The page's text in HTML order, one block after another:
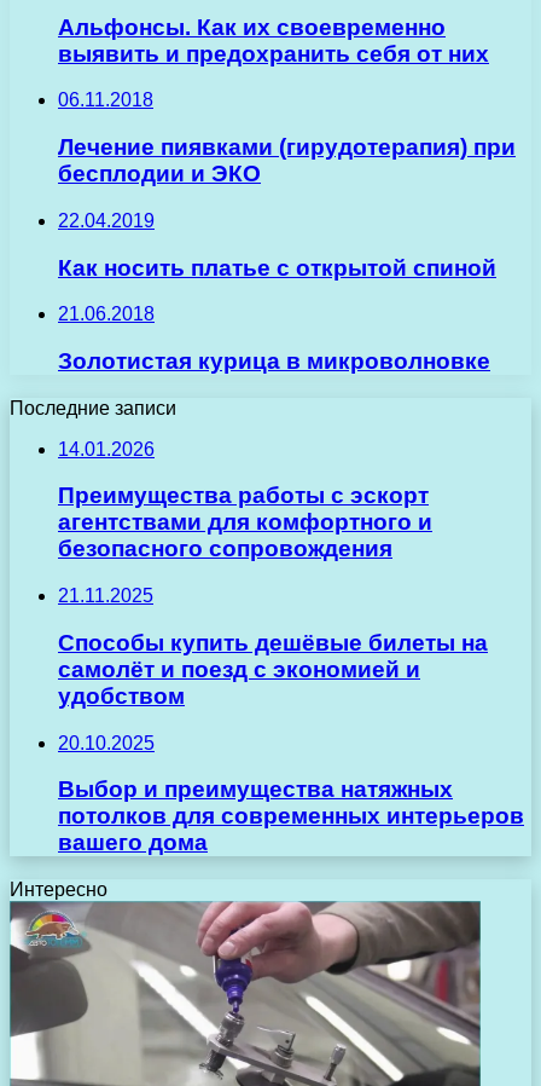
Альфонсы. Как их своевременно
выявить и предохранить себя от них
06.11.2018
Лечение пиявками (гирудотерапия) при
бесплодии и ЭКО
22.04.2019
Как носить платье с открытой спиной
21.06.2018
Золотистая курица в микроволновке
Последние записи
14.01.2026
Преимущества работы с эскорт
агентствами для комфортного и
безопасного сопровождения
21.11.2025
Способы купить дешёвые билеты на
самолёт и поезд с экономией и
удобством
20.10.2025
Выбор и преимущества натяжных
потолков для современных интерьеров
вашего дома
Интересно